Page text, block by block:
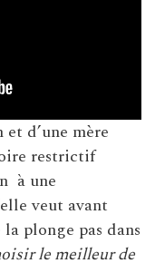
d’une mère
restrictif
à une
veut avant
plonge pas dans
le meilleur de